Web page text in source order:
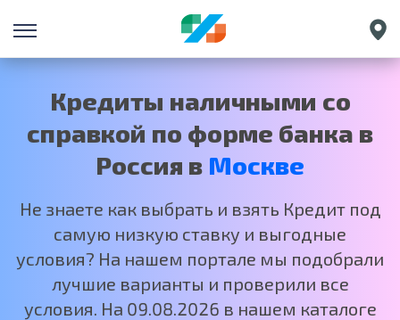
Санкт-Петербург
Нижний Новгород
Кредиты наличными со
справкой по форме банка в
Россия в Москве
Не знаете как выбрать и взять Кредит под
самую низкую ставку и выгодные
условия? На нашем портале мы подобрали
лучшие варианты и проверили все
условия. На 09.08.2026 в нашем каталоге